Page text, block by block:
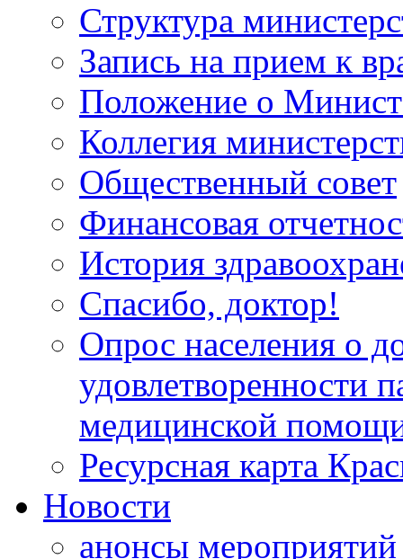
Структура
Запись на прием к
Положение о
Коллегия
Общественный совет
Финансовая
История
Спасибо, доктор!
Опрос населения о
удовлетворенности
медицинской
Ресурсная карта
Новости
анонсы мероприятий